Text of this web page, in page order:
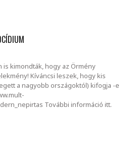
is kimondták, hogy az Örmény
Kíváncsi leszek, hogy kis
a nagyobb országoktól) kifogja -e
További információ itt.